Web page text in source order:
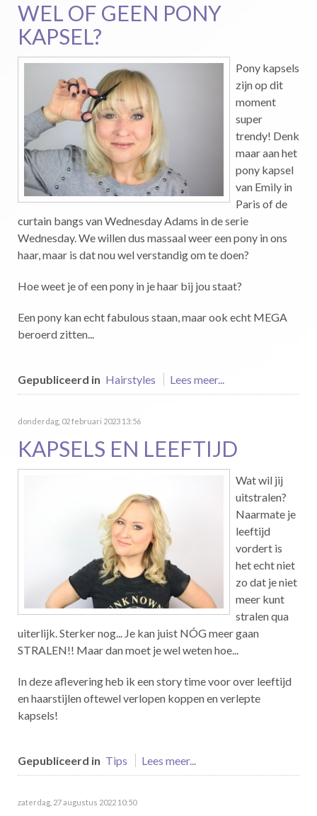
WEL OF GEEN PONY
KAPSEL?
Pony kapsels
zijn op dit
moment
super
trendy! Denk
maar aan het
pony kapsel
van Emily in
Paris of de
curtain bangs van Wednesday Adams in de serie
Wednesday. We willen dus massaal weer een pony in ons
haar, maar is dat nou wel verstandig om te doen?
Hoe weet je of een pony in je haar bij jou staat?
Een pony kan echt fabulous staan, maar ook echt MEGA
beroerd zitten...
Gepubliceerd in Hairstyles Lees meer...
donderdag, 02 februari 2023 13:56
KAPSELS EN LEEFTIJD
Wat wil jij
uitstralen?
Naarmate je
leeftijd
vordert is
het echt niet
zo dat je niet
meer kunt
stralen qua
uiterlijk. Sterker nog... Je kan juist NÓG meer gaan
STRALEN!! Maar dan moet je wel weten hoe...
In deze aflevering heb ik een story time voor over leeftijd
en haarstijlen oftewel verlopen koppen en verlepte
kapsels!
Gepubliceerd in Tips Lees meer...
zaterdag, 27 augustus 2022 10:50